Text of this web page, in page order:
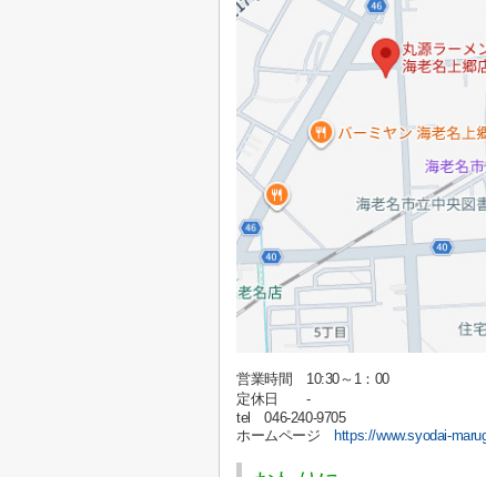
営業時間 10:30～1：00
定休日 -
tel 046-240-9705
ホームページhttps://www.syodai-